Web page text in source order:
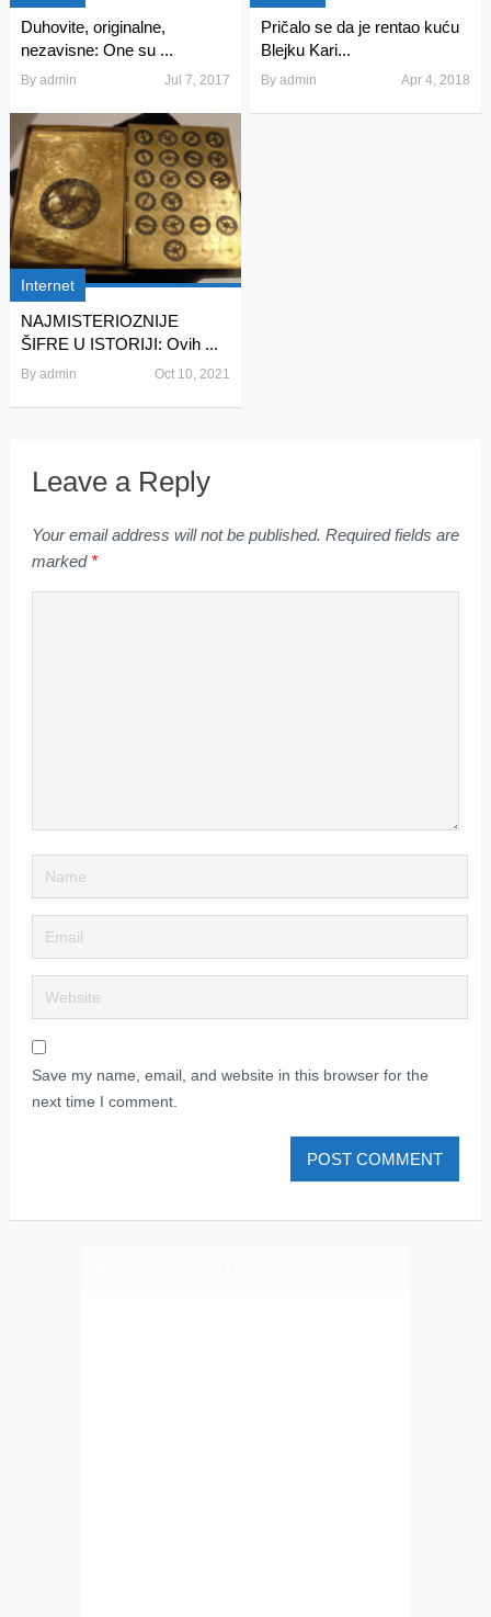
Duhovite, originalne,
nezavisne: One su ...
By admin Jul 7, 2017
Pričalo se da je rentao kuću
Blejku Kari...
Byadmin Apr 4, 2018
Internet
NAJMISTERIOZNIJE
ŠIFRE U ISTORIJI: Ovih ...
By admin Oct 10, 2021
Leave a Reply
Your email address will not be published. Required fields are
marked *
Save my name, email, and website in this browser for the
next time I comment.